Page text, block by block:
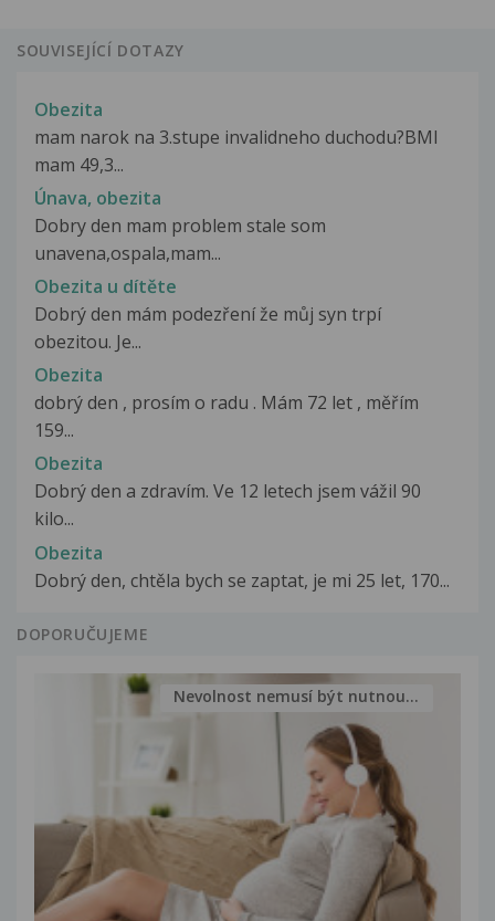
SOUVISEJÍCÍ DOTAZY
Obezita
mam narok na 3.stupe invalidneho duchodu?BMI
mam 49,3...
Únava, obezita
Dobry den mam problem stale som
unavena,ospala,mam...
Obezita u dítěte
Dobrý den mám podezření že můj syn trpí
obezitou. Je...
Obezita
dobrý den , prosím o radu . Mám 72 let , měřím
159...
Obezita
Dobrý den a zdravím. Ve 12 letech jsem vážil 90
kilo...
Obezita
Dobrý den, chtěla bych se zaptat, je mi 25 let, 170...
DOPORUČUJEME
Nevolnost nemusí být nutnou...